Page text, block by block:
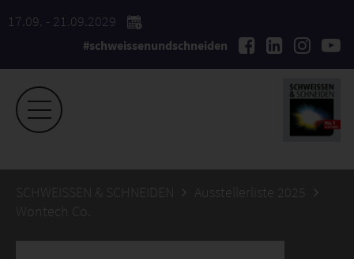
17.09. - 21.09.2029
#schweissenundschneiden
SCHWEISSEN & SCHNEIDEN
Ausstellerliste 2025
Wontech Co.